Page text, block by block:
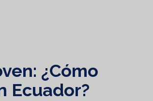
¿Cómo
Ecuador?